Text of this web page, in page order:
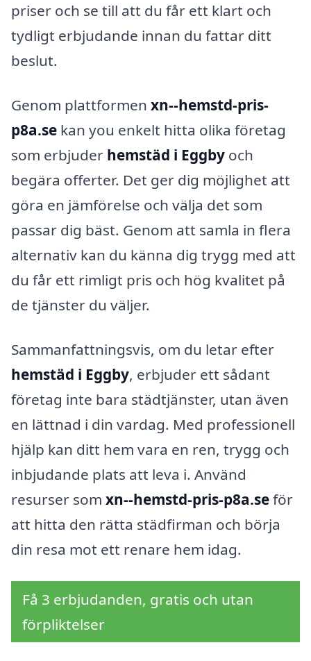
priser och se till att du får ett klart och
tydligt erbjudande innan du fattar ditt
beslut.
Genom plattformen xn--hemstd-pris-
p8a.se kan you enkelt hitta olika företag
som erbjuder hemstäd i Eggby och
begära offerter. Det ger dig möjlighet att
göra en jämförelse och välja det som
passar dig bäst. Genom att samla in flera
alternativ kan du känna dig trygg med att
du får ett rimligt pris och hög kvalitet på
de tjänster du väljer.
Sammanfattningsvis, om du letar efter
hemstäd i Eggby, erbjuder ett sådant
företag inte bara städtjänster, utan även
en lättnad i din vardag. Med professionell
hjälp kan ditt hem vara en ren, trygg och
inbjudande plats att leva i. Använd
resurser som xn--hemstd-pris-p8a.seför
att hitta den rätta städfirman och börja
din resa mot ett renare hem idag.
Få 3 erbjudanden, gratis och utan
förpliktelser